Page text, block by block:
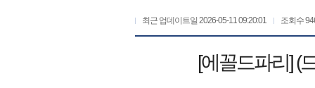
최근 업데이트일 2026-05-11 09:20:01 조회수
[에꼴드파리] (